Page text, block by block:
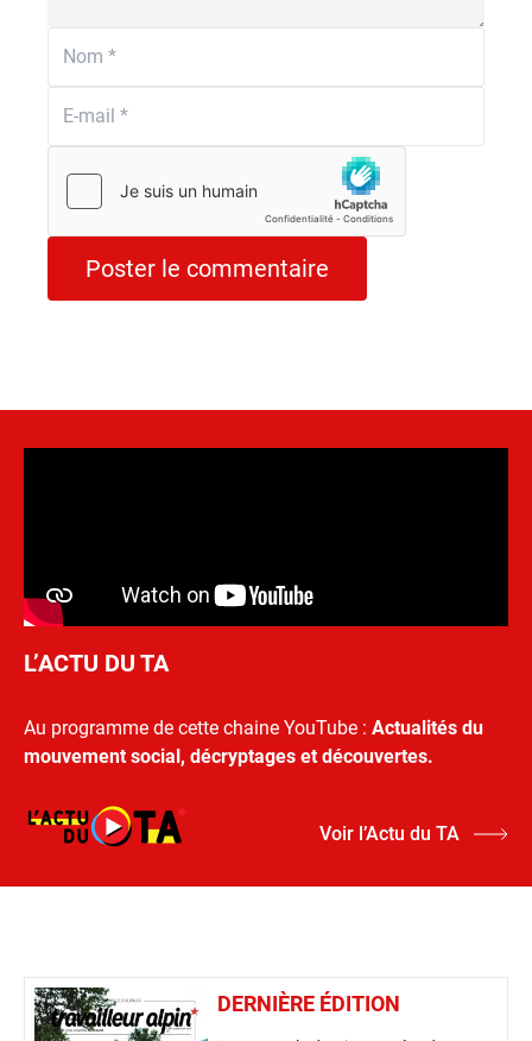
L’ACTU DU TA
Au programme de cette chaine YouTube : Actualités du
mouvement social, décryptages et découvertes.
Voir l’Actu du TA
DERNIÈRE ÉDITION